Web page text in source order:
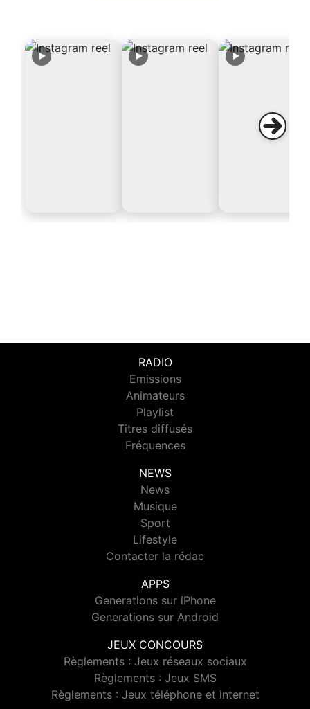
RADIO
Emissions
Animateurs
Playlist
Titres diffusés
Fréquences
NEWS
News
Musique
Sport
Lifestyle
Contacter la rédac
APPS
Generations sur iPhone
Generations sur Android
JEUX CONCOURS
Règlements : Jeux réseaux sociaux
Règlements : Jeux SMS
Règlements : Jeux téléphone et internet